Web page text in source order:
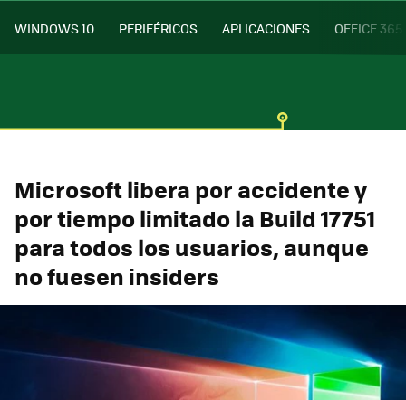
WINDOWS 10 PERIFÉRICOS APLICACIONES OFFICE 365
Microsoft libera por accidente y
por tiempo limitado la Build 17751
para todos los usuarios, aunque
no fuesen insiders